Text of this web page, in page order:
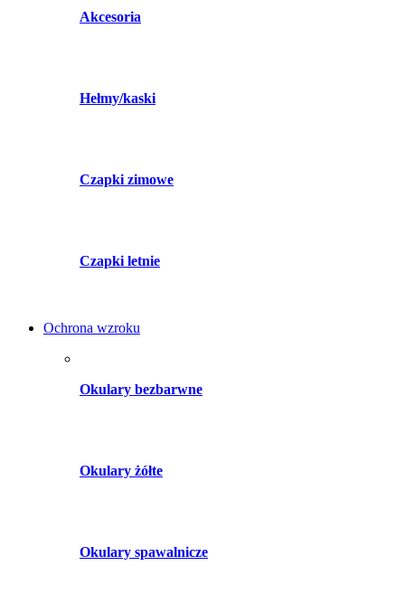
Akcesoria
Hełmy/kaski
Czapki zimowe
Czapki letnie
Ochrona wzroku
Okulary bezbarwne
Okulary żółte
Okulary spawalnicze